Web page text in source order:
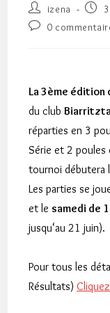
Auteur/autrice
de
la
izena
Commentaires
0
La 3ème édition
du club
réparties en 3
Série et 2 poules
tournoi débutera
Les parties se
et le samedi de
jusqu‘au 21 juin).
Pour tous les
Résultats)